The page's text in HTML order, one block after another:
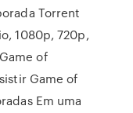
Torrent
1080p, 720p,
of
Game of
Em uma